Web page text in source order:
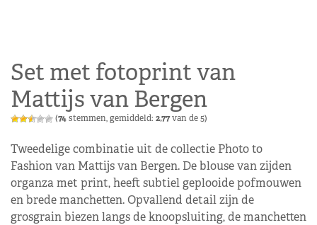
Set met fotoprint van
Mattijs van Bergen
(74stemmen, gemiddeld: 2,77van de 5)
Tweedelige combinatie uit de collectie Photo to
Fashion van Mattijs van Bergen. De blouse van zijden
organza met print, heeft subtiel geplooide pofmouwen
en brede manchetten. Opvallend detail zijn de
grosgrain biezen langs de knoopsluiting, de manchetten